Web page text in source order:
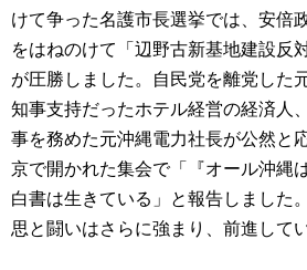
けて争った名護市長選挙では、安倍
をはねのけて「辺野古新基地建設反
が圧勝しました。自民党を離党した
知事支持だったホテル経営の経済人
事を務めた元沖縄電力社長が公然と
京で開かれた集会で「『オール沖縄
白書は生きている」と報告しました
思と闘いはさらに強まり、前進して